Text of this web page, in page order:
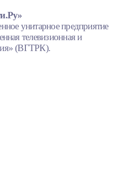
унитарное предприятие
телевизионная и
(ВГТРК).